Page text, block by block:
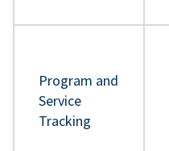
Program and
Service
Tracking